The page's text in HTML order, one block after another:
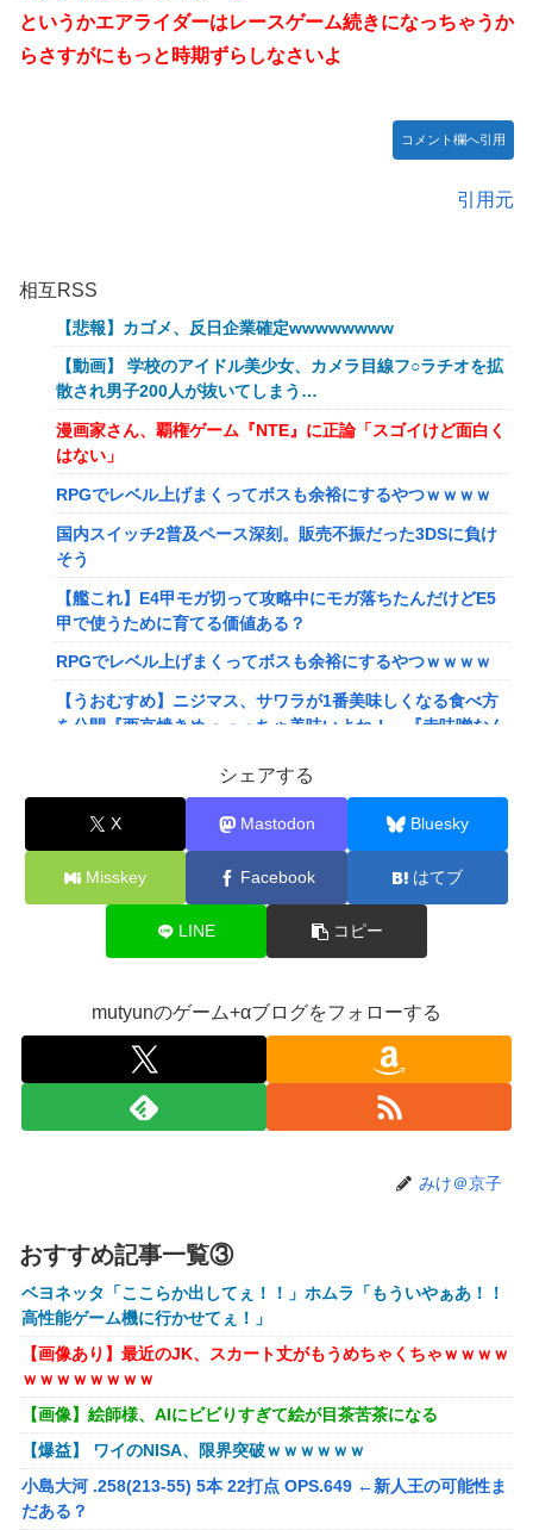
というかエアライダーはレースゲーム続きになっちゃうか
らさすがにもっと時期ずらしなさいよ
コメント欄へ引用
引用元
相互RSS
【悲報】カゴメ、反日企業確定wwwwwwww
【動画】 学校のアイドル美少女、カメラ目線フ○ラチオを拡
散され男子200人が抜いてしまう…
漫画家さん、覇権ゲーム『NTE』に正論「スゴイけど面白く
はない」
RPGでレベル上げまくってボスも余裕にするやつｗｗｗｗ
国内スイッチ2普及ペース深刻。販売不振だった3DSに負け
そう
【艦これ】E4甲モガ切って攻略中にモガ落ちたんだけどE5
甲で使うために育てる価値ある？
RPGでレベル上げまくってボスも余裕にするやつｗｗｗｗ
【うおむすめ】ニジマス、サワラが1番美味しくなる食べ方
を公開『西京焼きめっっっちゃ美味いよね！』『赤味噌なん
【ななし】ねるちゃん「おじさんたち～！もりもり食べて元
気だすのよ～」
【にじさんじ】ソフィ、バッターボックスに立ってみた『え
えフォームや』『打球の伸びがすごい』
【画像】坂口杏里、逃走してウ●カスまで晒されるｗｗｗｗ
【動画】甲子園の女性審判、大誤審で炎上
【画像】キングダムの河了貂、「あったけぇ壁」に引き続き
更に味方をぶっ殺す作戦を実行する
トランプ「イランが核兵器を作れば、イタリアを2分で消滅
った作品
かるの？」
【放送事故】フジテレビ、女子大生を大量投入して闇深エロ
番組ｗｗｗｗ
【悲報】坂口杏里を家に住ませてあげた結果ｗｗｗｗ
【画像】女性、『大人のおもちゃ』を入れたままMRI検査を
受けた結果 →
「テイルズオブシンフォニア リマスター」発売日が2/16に
シェアする
X Mastodon Bluesky
Misskey Facebook はてブ
LINE コピー
mutyunのゲーム+αブログをフォローする
みけ＠京子
おすすめ記事一覧③
ベヨネッタ「ここらか出してぇ！！」ホムラ「もういやぁあ！！
高性能ゲーム機に行かせてぇ！」
【画像あり】最近のJK、スカート丈がもうめちゃくちゃｗｗｗｗ
ｗｗｗｗｗｗｗｗ
【画像】絵師様、AIにビビりすぎて絵が目茶苦茶になる
【爆益】 ワイのNISA、限界突破ｗｗｗｗｗｗ
小島大河 .258(213-55) 5本 22打点 OPS.649 ←新人王の可能性ま
だある？